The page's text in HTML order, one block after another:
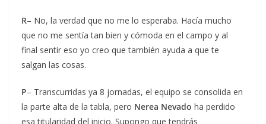
R– No, la verdad que no me lo esperaba. Hacía mucho
que no me sentía tan bien y cómoda en el campo y al
final sentir eso yo creo que también ayuda a que te
salgan las cosas.
P– Transcurridas ya 8 jornadas, el equipo se consolida en
la parte alta de la tabla, pero Nerea Nevado ha perdido
esa titularidad del inicio. Supongo que tendrás